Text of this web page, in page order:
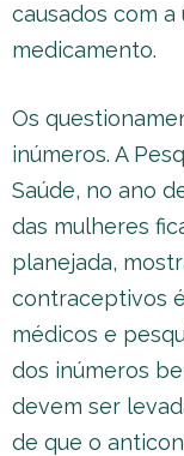
causados com
medicamento.
Os
inúmeros. A
Saúde, no ano
das mulheres
planejada,
contraceptivos
médicos e
dos inúmeros
devem ser
de que o